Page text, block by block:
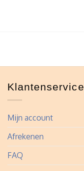
Klantenservice
Mijn account
Afrekenen
FAQ